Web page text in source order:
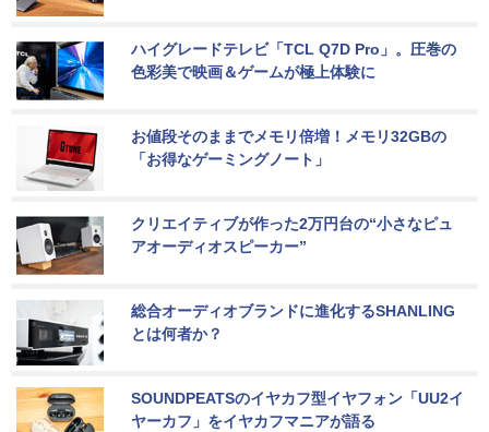
ハイグレードテレビ「TCL Q7D Pro」。圧巻の
色彩美で映画＆ゲームが極上体験に
お値段そのままでメモリ倍増！メモリ32GBの
「お得なゲーミングノート」
クリエイティブが作った2万円台の“小さなピュ
アオーディオスピーカー”
総合オーディオブランドに進化するSHANLING
とは何者か？
SOUNDPEATSのイヤカフ型イヤフォン「UU2イ
ヤーカフ」をイヤカフマニアが語る